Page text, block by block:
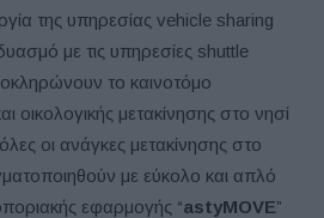
της υπηρεσίας vehicle sharing
με τις υπηρεσίες shuttle
το καινοτόμο
οικολογικής μετακίνησης στο νησί
οι ανάγκες μετακίνησης στο
με εύκολο και απλό
εφαρμογής “astyMOVE”